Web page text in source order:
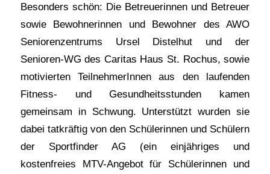
Besonders schön: Die Betreuerinnen und Betreuer
sowie Bewohnerinnen und Bewohner des AWO
Seniorenzentrums Ursel Distelhut und der
Senioren-WG des Caritas Haus St. Rochus, sowie
motivierten TeilnehmerInnen aus den laufenden
Fitness- und Gesundheitsstunden kamen
gemeinsam in Schwung. Unterstützt wurden sie
dabei tatkräftig von den Schülerinnen und Schülern
der Sportfinder AG (ein einjähriges und
kostenfreies MTV-Angebot für Schülerinnen und